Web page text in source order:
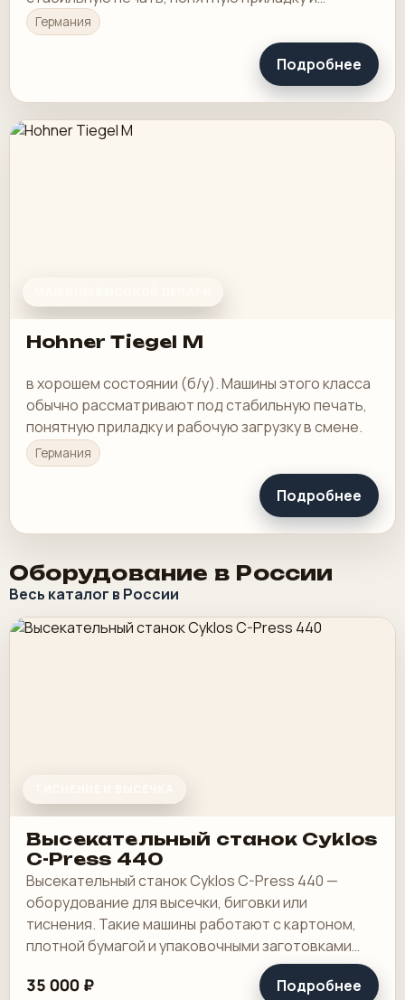
рабочую загрузку в смене.
Германия
Подробнее
Hohner Tiegel M
в хорошем состоянии (б/у). Машины этого класса
обычно рассматривают под стабильную печать,
понятную приладку и рабочую загрузку в смене.
Германия
Подробнее
Оборудование в России
Весь каталог в России
Высекательный станок Cyklos
C-Press 440
Высекательный станок Cyklos C-Press 440 —
оборудование для высечки, биговки или
тиснения. Такие машины работают с картоном,
плотной бумагой и упаковочными заготовками
там, где после печати нужна контурная
обработка или.
35 000 ₽ Подробнее